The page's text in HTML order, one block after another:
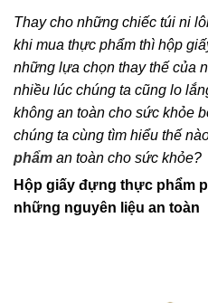
Thay cho những chiếc túi ni
khi mua thực phẩm thì hộp
những lựa chọn thay thế của
nhiều lúc chúng ta cũng lo
không an toàn cho sức khỏe
chúng ta cùng tìm hiểu thế
phẩm an toàn cho sức khỏe?
Hộp giấy đựng thực phẩm
những nguyên liệu an toàn